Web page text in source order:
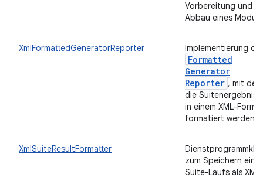
Vorbereitung und
Abbau eines
XmlFormattedGeneratorReporter Implementierung
Formatted
Generator
Reporter , mit dem
die
in einem XML-
formatiert werden.
XmlSuiteResultFormatter
zum Speichern
Suite-Laufs als